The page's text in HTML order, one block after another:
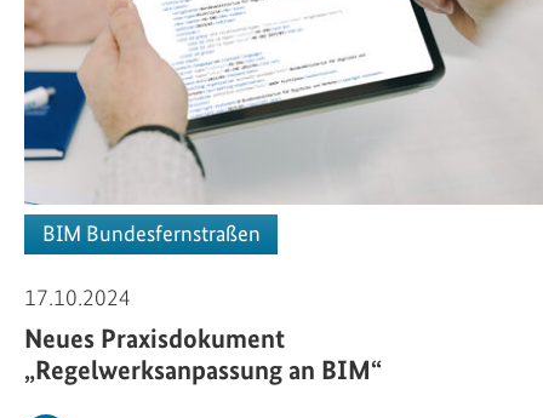
BIM Bundesfernstraßen
17.10.2024
Neues Praxisdokument
„Regelwerksanpassung an BIM“